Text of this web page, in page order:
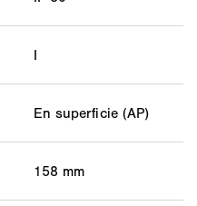
I
En superficie (AP)
158 mm